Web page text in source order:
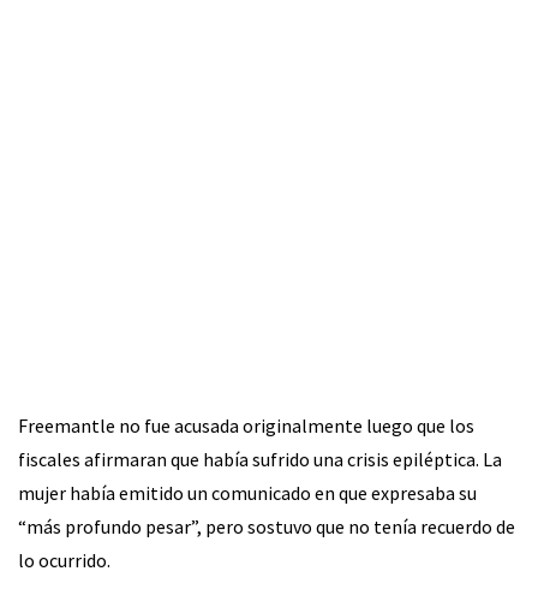
Freemantle no fue acusada originalmente luego que los
fiscales afirmaran que había sufrido una crisis epiléptica. La
mujer había emitido un comunicado en que expresaba su
“más profundo pesar”, pero sostuvo que no tenía recuerdo de
lo ocurrido.